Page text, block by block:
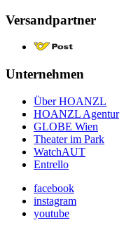
Versandpartner
Unternehmen
Über HOANZL
HOANZL Agentur
GLOBE Wien
Theater im Park
WatchAUT
Entrello
facebook
instagram
youtube